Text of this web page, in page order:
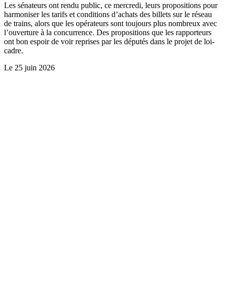
Les sénateurs ont rendu public, ce mercredi, leurs propositions pour
harmoniser les tarifs et conditions d’achats des billets sur le réseau
de trains, alors que les opérateurs sont toujours plus nombreux avec
l’ouverture à la concurrence. Des propositions que les rapporteurs
ont bon espoir de voir reprises par les députés dans le projet de loi-
cadre.
Le 25 juin 2026